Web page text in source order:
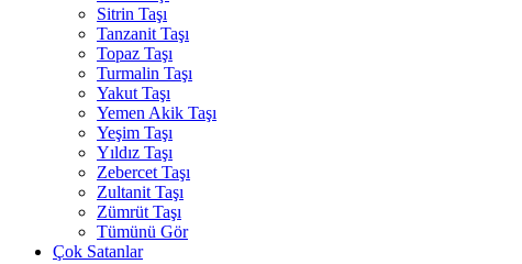
Sitrin Taşı
Tanzanit Taşı
Topaz Taşı
Turmalin Taşı
Yakut Taşı
Yemen Akik Taşı
Yeşim Taşı
Yıldız Taşı
Zebercet Taşı
Zultanit Taşı
Zümrüt Taşı
Tümünü Gör
Çok Satanlar